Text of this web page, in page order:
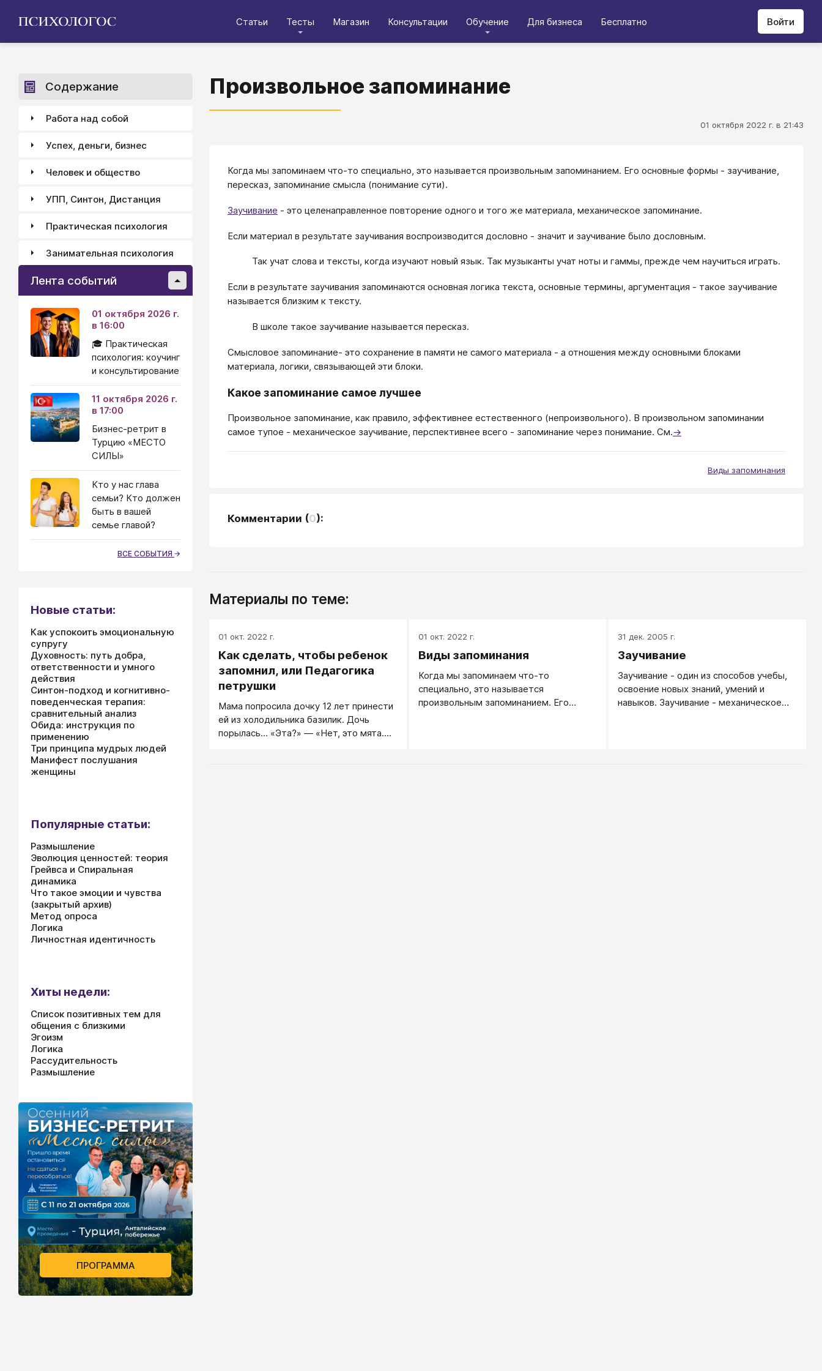
Статьи Тесты Магазин Консультации Обучение Для бизнеса Бесплатно Войти
Произвольное запоминание
01 октября 2022 г. в 21:43
Когда мы запоминаем что-то специально, это называется произвольным запоминанием. Его основные формы - заучивание,
пересказ, запоминание смысла (понимание сути).
Заучивание - это целенаправленное повторение одного и того же материала, механическое запоминание.
Если материал в результате заучивания воспроизводится дословно - значит и заучивание было дословным.
Так учат слова и тексты, когда изучают новый язык. Так музыканты учат ноты и гаммы, прежде чем научиться играть.
Если в результате заучивания запоминаются основная логика текста, основные термины, аргументация - такое заучивание
называется близким к тексту.
В школе такое заучивание называется пересказ.
Смысловое запоминание- это сохранение в памяти не самого материала - а отношения между основными блоками
материала, логики, связывающей эти блоки.
Какое запоминание самое лучшее
Произвольное запоминание, как правило, эффективнее естественного (непроизвольного). В произвольном запоминании
самое тупое - механическое заучивание, перспективнее всего - запоминание через понимание. См.→
Виды запоминания
Комментарии (0):
Материалы по теме:
01 окт. 2022 г.
Как сделать, чтобы ребенок
запомнил, или Педагогика
петрушки
Мама попросила дочку 12 лет принести
ей из холодильника базилик. Дочь
порылась... «Эта?» — «Нет, это мята.
01 окт. 2022 г.
Виды запоминания
Когда мы запоминаем что-то
специально, это называется
произвольным запоминанием. Его
31 дек. 2005 г.
Заучивание
Заучивание - один из способов учебы,
освоение новых знаний, умений и
навыков. Заучивание - механическое
Содержание
Работа над собой
Успех, деньги, бизнес
Человек и общество
УПП, Синтон, Дистанция
Практическая психология
Занимательная психология
Лента событий
01 октября 2026 г.
в 16:00
🎓 Практическая
психология: коучинг
и консультирование
11 октября 2026 г.
в 17:00
Бизнес-ретрит в
Турцию «МЕСТО
СИЛЫ»
Кто у нас глава
семьи? Кто должен
быть в вашей
семье главой?
ВСЕ СОБЫТИЯ
Новые статьи:
Как успокоить эмоциональную
супругу
Духовность: путь добра,
ответственности и умного
действия
Синтон-подход и когнитивно-
поведенческая терапия:
сравнительный анализ
Обида: инструкция по
применению
Три принципа мудрых людей
Манифест послушания
женщины
Популярные статьи:
Размышление
Эволюция ценностей: теория
Грейвса и Спиральная
динамика
Что такое эмоции и чувства
(закрытый архив)
Метод опроса
Логика
Личностная идентичность
Хиты недели:
Список позитивных тем для
общения с близкими
Эгоизм
Логика
Рассудительность
Размышление
ПРОГРАММА